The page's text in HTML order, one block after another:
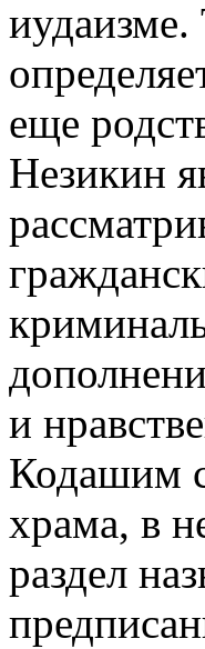
еще
Незикин
и
Кодашим
храма, в
раздел